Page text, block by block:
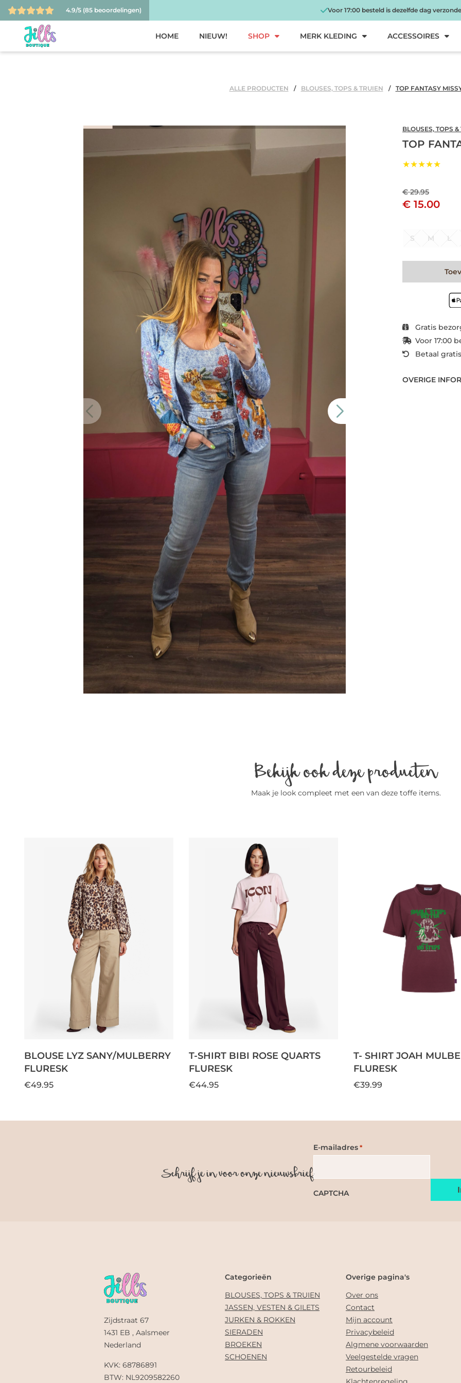
4.9/5 (85 beoordelingen) Voor 17:00 besteld is dezelfde dag
HOME NIEUW! SHOP MERK KLEDING ACCESSOIRES
ALLE PRODUCTEN BLOUSES, TOPS & TRUIEN TOP FANTASY
BLOUSES, TOPS
TOP
★★★★★
€ 29.95
€ 15.00
S M L
Gratis
Voor 17:00
Betaal
OVERIGE
Bekijk ook deze producten
Maak je look compleet met een van deze toffe items.
BLOUSE LYZ SANY/MULBERRY
FLURESK
€49.95
T-SHIRT BIBI ROSE QUARTS
FLURESK
€44.95
T- SHIRT JOAH
FLURESK
€39.99
Schrijf je in voor onze nieuwsbrief
E-mailadres *
CAPTCHA
Zijdstraat 67
1431 EB , Aalsmeer
Nederland
KVK: 68786891
BTW: NL9209582260
Categorieën
BLOUSES, TOPS & TRUIEN
JASSEN, VESTEN & GILETS
JURKEN & ROKKEN
SIERADEN
BROEKEN
SCHOENEN
Overige pagina's
Over ons
Contact
Mijn account
Privacybeleid
Algmene voorwaarden
Veelgestelde vragen
Retourbeleid